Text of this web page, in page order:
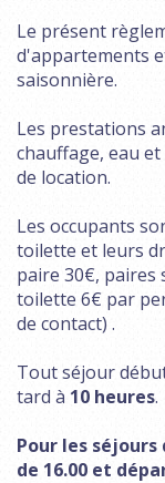
Le présent
d'appartements
saisonnière.
Les prestations
chauffage, eau
de location.
Les occupants
toilette et leurs
paire 30€, paires
toilette 6€ par
de contact) .
Tout séjour
tard à 10 heures.
Pour les
de 16.00 et